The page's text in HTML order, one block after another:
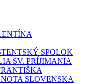
SPOLOK
SV. PRÍJIMANIA
SLOVENSKA